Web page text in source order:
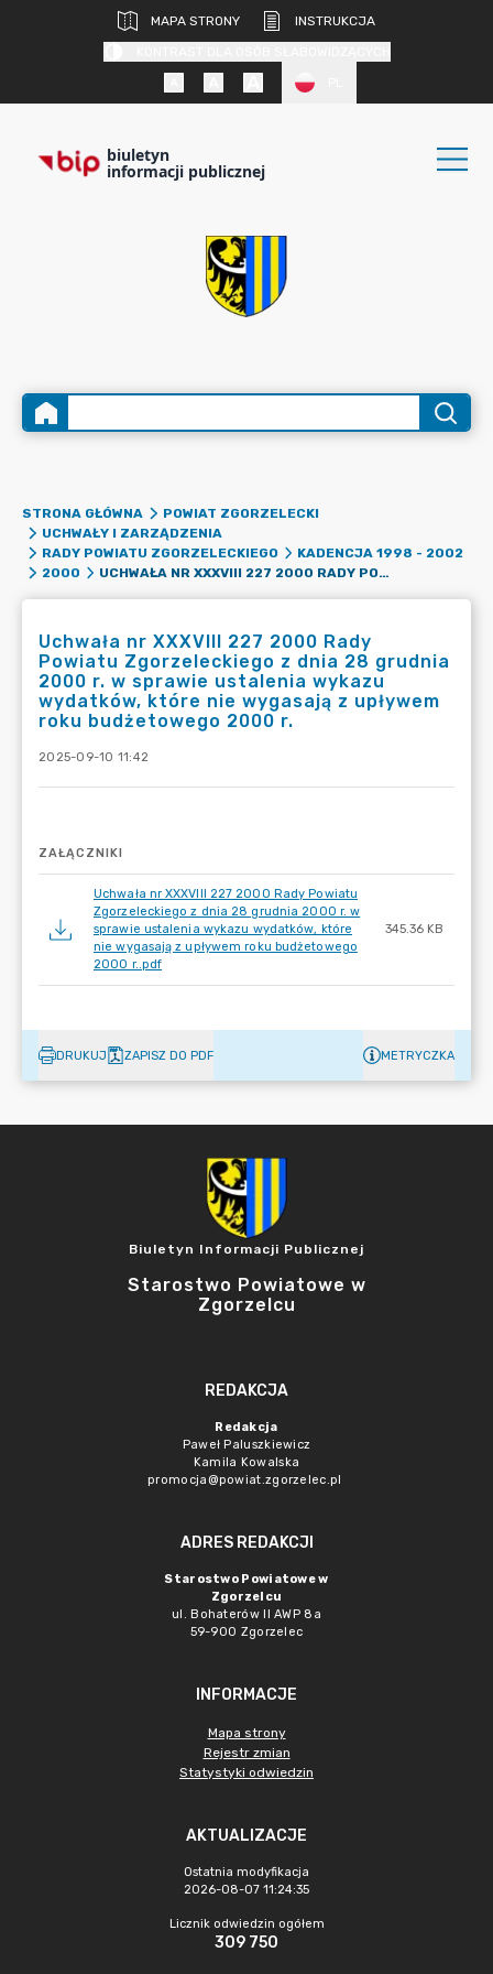
MAPA STRONY
INSTRUKCJA
biuletyn
informacji publicznej
STRONA GŁÓWNA
POWIAT ZGORZELECKI
UCHWAŁY I ZARZĄDZENIA
RADY POWIATU ZGORZELECKIEGO
KADENCJA 1998 - 2002
2000
UCHWAŁA NR XXXVIII 227 2000 RADY POWIATU ZGORZELECKIEGO Z DNIA 28 GRUDNIA 2000 R. W SPRAWIE USTALENIA WYKAZU WYDATKÓW, KTÓRE NIE WYGASAJĄ Z UPŁYWEM ROKU BUDŻETOWEGO 2000 R.
Uchwała nr XXXVIII 227 2000 Rady
Powiatu Zgorzeleckiego z dnia 28 grudnia
2000 r. w sprawie ustalenia wykazu
wydatków, które nie wygasają z upływem
roku budżetowego 2000 r.
2025-09-10 11:42
ZAŁĄCZNIKI
Uchwała nr XXXVIII 227 2000 Rady Powiatu
Zgorzeleckiego z dnia 28 grudnia 2000 r. w
sprawie ustalenia wykazu wydatków, które
nie wygasają z upływem roku budżetowego
2000 r..pdf
345.36 KB
DRUKUJ ZAPISZ DO PDF METRYCZKA
Biuletyn Informacji Publicznej
Starostwo Powiatowe w
Zgorzelcu
REDAKCJA
Redakcja
Paweł Paluszkiewicz
Kamila Kowalska
promocja@powiat.zgorzelec.pl
ADRES REDAKCJI
Starostwo Powiatowe w
Zgorzelcu
ul. Bohaterów II AWP 8a
59-900 Zgorzelec
INFORMACJE
Mapa strony
Rejestr zmian
Statystyki odwiedzin
AKTUALIZACJE
Ostatnia modyfikacja
2026-08-07 11:24:35
Licznik odwiedzin ogółem
309 750